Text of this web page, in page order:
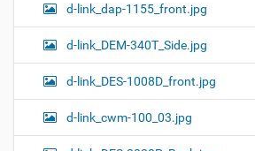
d-link_dap-1155_front.jpg
d-link_DEM-340T_Side.jpg
d-link_DES-1008D_front.jpg
d-link_cwm-100_03.jpg